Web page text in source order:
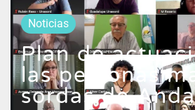
Noticias
Plan de
las personas
sordas de